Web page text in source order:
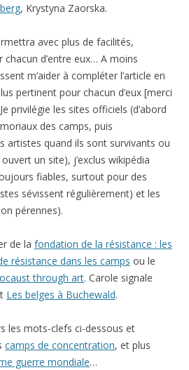
, Krystyna Zaorska.
avec plus de facilités,
chacun d’entre eux… A moins
m’aider à compléter l’article en
pertinent pour chacun d’eux [merci
privilégie les sites officiels (d’abord
des camps, puis
artistes quand ils sont survivants ou
un site), j’exclus wikipédia
fiables, surtout pour des
sévissent régulièrement) et les
pérennes).
de la fondation de la résistance : les
résistance dans les camps ou le
through art. Carole signale
Les belges à Buchewald.
les mots-clefs ci-dessous et
camps de concentration, et plus
guerre mondiale…